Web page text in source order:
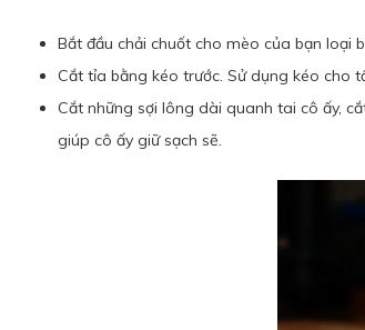
Bắt đầu chải chuốt cho mèo của bạn loại
Cắt tỉa bằng kéo trước. Sử dụng kéo cho
Cắt những sợi lông dài quanh tai cô ấy,
giúp cô ấy giữ sạch sẽ.